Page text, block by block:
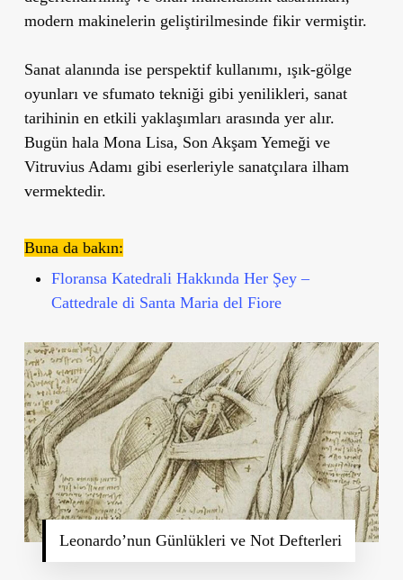
modern makinelerin geliştirilmesinde fikir vermiştir.
Sanat alanında ise perspektif kullanımı, ışık-gölge
oyunları ve sfumato tekniği gibi yenilikleri, sanat
tarihinin en etkili yaklaşımları arasında yer alır.
Bugün hala Mona Lisa, Son Akşam Yemeğive
Vitruvius Adamıgibi eserleriyle sanatçılara ilham
vermektedir.
Buna da bakın:
Floransa Katedrali Hakkında Her Şey –
Cattedrale di Santa Maria del Fiore
Leonardo’nun Günlükleri ve Not Defterleri